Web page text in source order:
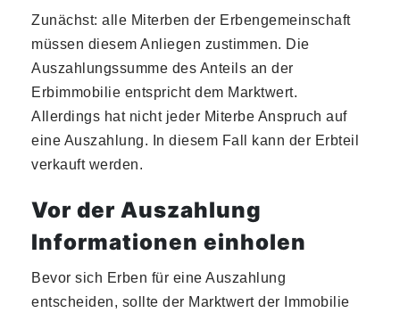
Zunächst: alle Miterben der Erbengemeinschaft
müssen diesem Anliegen zustimmen. Die
Auszahlungssumme des Anteils an der
Erbimmobilie entspricht dem Marktwert.
Allerdings hat nicht jeder Miterbe Anspruch auf
eine Auszahlung. In diesem Fall kann der Erbteil
verkauft werden.
Vor der Auszahlung
Informationen einholen
Bevor sich Erben für eine Auszahlung
entscheiden, sollte der Marktwert der Immobilie